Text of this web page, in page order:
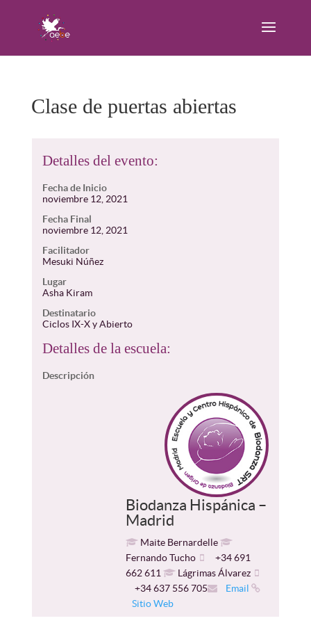
Clase de puertas abiertas
Detalles del evento:
Fecha de Inicio
noviembre 12, 2021
Fecha Final
noviembre 12, 2021
Facilitador
Mesuki Núñez
Lugar
Asha Kiram
Destinatario
Ciclos IX-X y Abierto
Detalles de la escuela:
Descripción
Biodanza Hispánica –
Madrid
Maite Bernardelle
Fernando Tucho
+34 691
662 611
Lágrimas Álvarez
+34 637 556 705
Email
Sitio Web